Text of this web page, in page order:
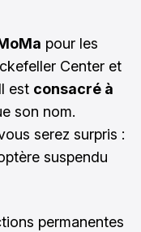
pour les
Center et
est consacré à
son nom.
serez surpris :
suspendu
permanentes